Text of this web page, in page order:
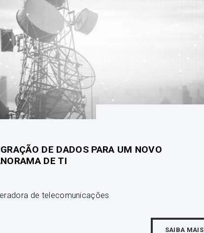
DE DADOS PARA UM NOVO
DE TI
de telecomunicações
SAIBA MAIS